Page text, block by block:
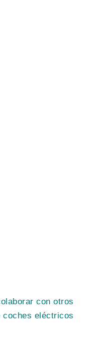
con otros
coches eléctricos